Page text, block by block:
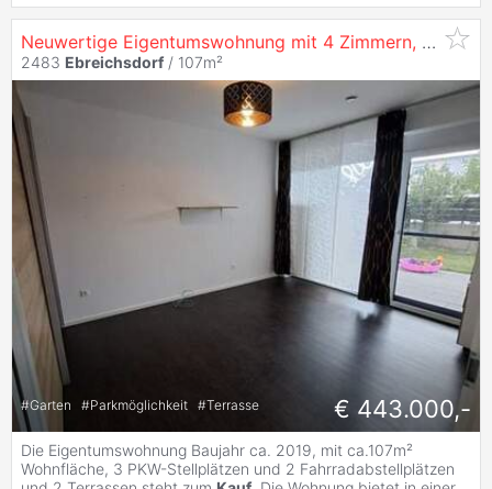
Neuwertige Eigentumswohnung mit 4 Zimmern, 2 Terrassen und 3 PKW-Stellplätzen in
2483 Ebreichsdorf / 107m²
#Garten #Parkmöglichkeit #Terrasse € 443.000,-
Die Eigentumswohnung Baujahr ca. 2019, mit ca.107m²
Wohnfläche, 3 PKW-Stellplätzen und 2 Fahrradabstellplätzen